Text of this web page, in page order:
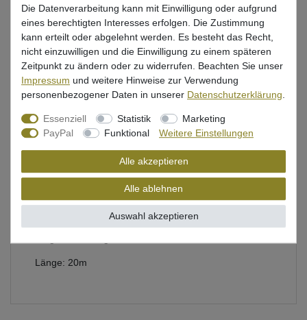
Beschreibung
Bewertung
Produktsicherheit
Predax Fishing Fluorocarbon Schnur
durchsichtig, knotbar & klemmbar
Durchmesser: 0,60mm
Länge: 20m
Die Datenverarbeitung kann mit Einwilligung oder aufgrund
eines berechtigten Interesses erfolgen. Die Zustimmung
kann erteilt oder abgelehnt werden. Es besteht das Recht,
nicht einzuwilligen und die Einwilligung zu einem späteren
Zeitpunkt zu ändern oder zu widerrufen. Beachten Sie unser
Impressum und weitere Hinweise zur Verwendung
personenbezogener Daten in unserer Daten­schutz­erklärung
Essenziell Statistik
Marketing
PayPal
Funktional Weitere Einstellungen
Alle akzeptieren
Alle ablehnen
Auswahl akzeptieren